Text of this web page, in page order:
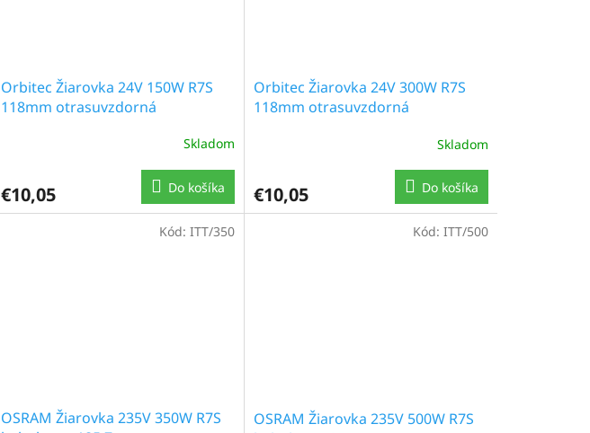
Orbitec Žiarovka 24V 150W R7S
118mm otrasuvzdorná
Skladom
€10,05 Do košíka
Orbitec Žiarovka 24V 300W R7S
118mm otrasuvzdorná
Skladom
€10,05 Do košíka
OSRAM Žiarovka 235V 350W R7S
Kód: ITT/350
OSRAM Žiarovka 235V 500W R7S
Kód: ITT/500